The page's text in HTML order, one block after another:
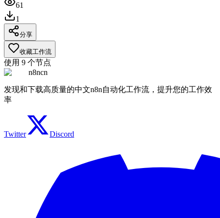
61
1
分享
收藏工作流
使用 9 个节点
n8ncn
发现和下载高质量的中文n8n自动化工作流，提升您的工作效
率
Twitter Discord